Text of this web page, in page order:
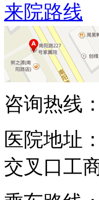
来院路线
咨询热线
医院地址
交叉口工